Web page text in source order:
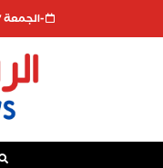
-الجمعة 7 أغسطس, 2026